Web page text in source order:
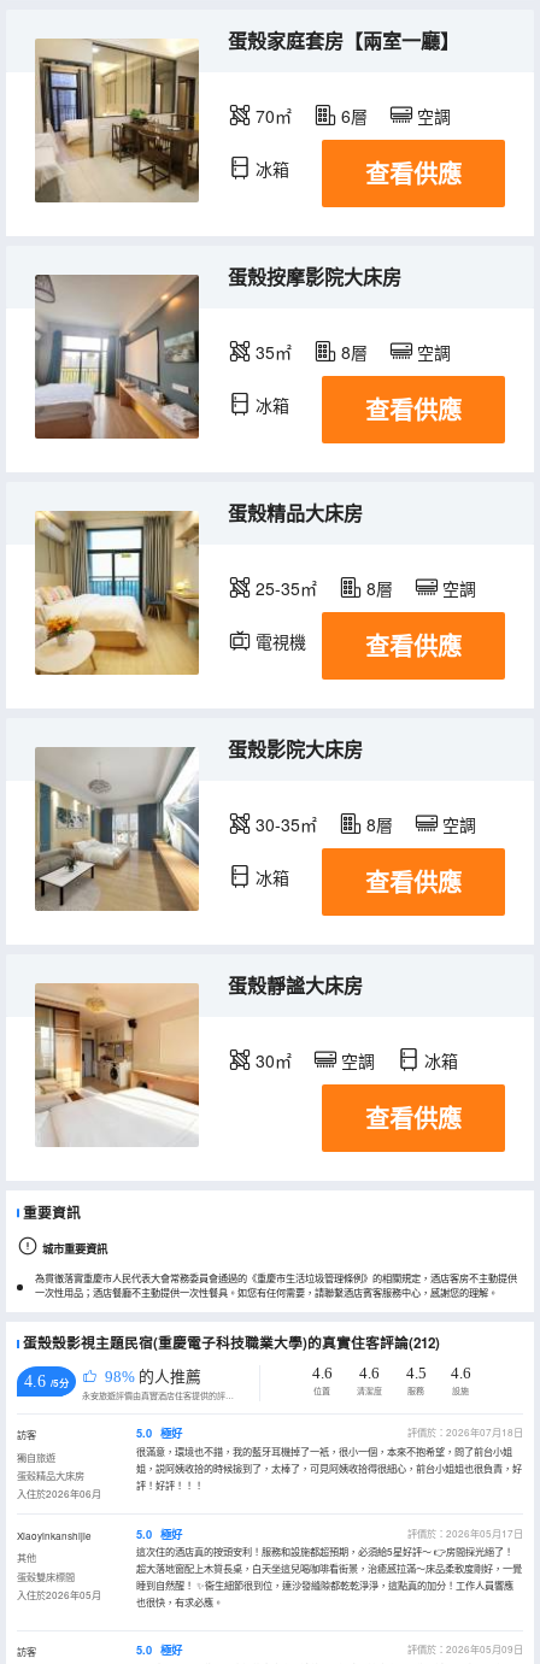
蛋殼家庭套房【兩室一廳】
70㎡ 6層 空調
冰箱 查看供應
蛋殼按摩影院大床房
35㎡ 8層 空調
冰箱 查看供應
蛋殼精品大床房
25-35㎡ 8層 空調
電視機 冰箱
查看供應
蛋殼影院大床房
30-35㎡ 8層 空調
冰箱 查看供應
蛋殼靜謐大床房
30㎡ 空調 冰箱
查看供應
重要資訊
城市重要資訊
為貫徹落實重慶市人民代表大會常務委員會通過的《重慶市生活垃圾管理條例》的相關規定，酒店客房不主動提供
一次性用品；酒店餐廳不主動提供一次性餐具。如您有任何需要，請聯繫酒店賓客服務中心，感謝您的理解。
蛋殼殼影視主題民宿(重慶電子科技職業大學)的真實住客評論(212)
4.6 /5分 98% 的人推薦
永安旅遊評價由真實酒店住客提供的評價。
4.6
位置
4.6
清潔度
4.5
服務
4.6
設施
訪客
獨自旅遊
蛋殼精品大床房
入住於2026年06月
5.0 極好
評價於：2026年07月18日
很滿意，環境也不錯，我的藍牙耳機掉了一衹，很小一個，本來不抱希望，問了前台小姐
姐，説阿姨收拾的時候撿到了，太棒了，可見阿姨收拾得很細心，前台小姐姐也很負責，好
評！好評！！！
Xiaoyinkanshijie
其他
蛋殼雙床標間
入住於2026年05月
5.0 極好
評價於：2026年05月17日
這次住的酒店真的按頭安利！服務和設施都超預期，必須給5星好評～ 👉房間採光絕了！
超大落地窗配上木質長桌，白天坐這兒喝咖啡看街景，治癒感拉滿～床品柔軟度剛好，一覺
睡到自然醒！ ✨衞生細節很到位，連沙發縫隙都乾乾淨淨，這點真的加分！工作人員響應
也很快，有求必應。
訪客 5.0 極好
評價於：2026年05月09日